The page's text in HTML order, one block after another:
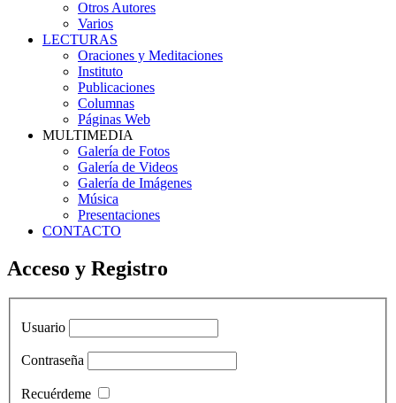
Otros Autores
Varios
LECTURAS
Oraciones y Meditaciones
Instituto
Publicaciones
Columnas
Páginas Web
MULTIMEDIA
Galería de Fotos
Galería de Videos
Galería de Imágenes
Música
Presentaciones
CONTACTO
Acceso y Registro
Usuario
Contraseña
Recuérdeme